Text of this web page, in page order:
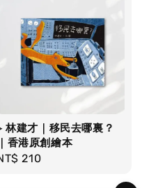
林建才｜移民去哪裏？
｜香港原創繪本
210